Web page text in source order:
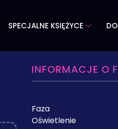
SPECJALNE KSIĘŻYCE
INFORMACJE O
Faza
Oświetlenie